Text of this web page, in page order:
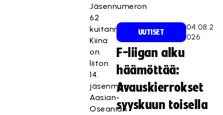
Jäsennumeron
62
kuitannut
Kiina
on
liiton
14.
jäsenmaa
Aasian-
Oseanian
UUTISET
04.08.2
026
F-liigan alku
häämöttää:
Avauskierrokset
syyskuun toisella